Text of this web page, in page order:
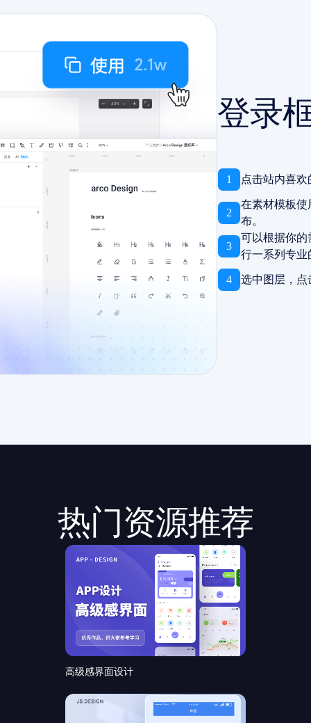
登录
1 点击站内喜
2
在素材模板使
布。
3
可以根据你的
行一系列专
4 选中图层，点
热门资源推荐
高级感界面设计